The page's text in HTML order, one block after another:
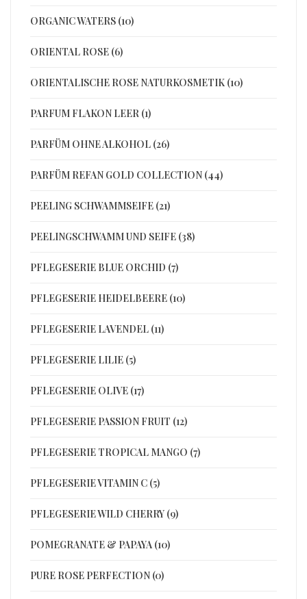
ORGANIC WATERS (10)
ORIENTAL ROSE (6)
ORIENTALISCHE ROSE NATURKOSMETIK (10)
PARFUM FLAKON LEER (1)
PARFÜM OHNE ALKOHOL (26)
PARFÜM REFAN GOLD COLLECTION (44)
PEELING SCHWAMMSEIFE (21)
PEELINGSCHWAMM UND SEIFE (38)
PFLEGESERIE BLUE ORCHID (7)
PFLEGESERIE HEIDELBEERE (10)
PFLEGESERIE LAVENDEL (11)
PFLEGESERIE LILIE (5)
PFLEGESERIE OLIVE (17)
PFLEGESERIE PASSION FRUIT (12)
PFLEGESERIE TROPICAL MANGO (7)
PFLEGESERIE VITAMIN C (5)
PFLEGESERIE WILD CHERRY (9)
POMEGRANATE & PAPAYA (10)
PURE ROSE PERFECTION (0)